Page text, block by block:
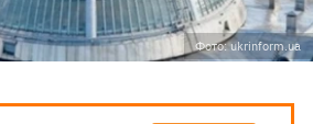
Фото: ukrinform.ua